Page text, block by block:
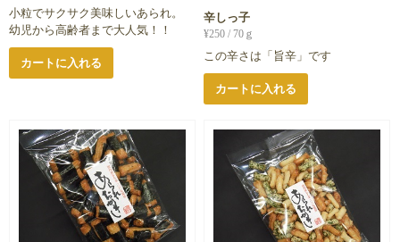
小粒でサクサク美味しいあられ。
幼児から高齢者まで大人気！！
カートに入れる
辛しっ子
¥250 / 70ｇ
この辛さは「旨辛」です
カートに入れる